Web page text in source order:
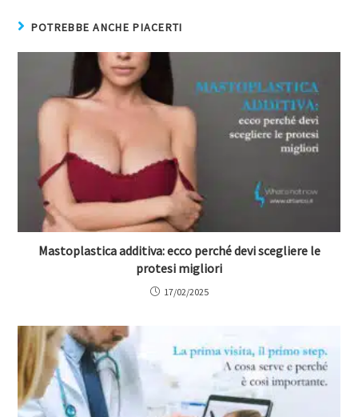
POTREBBE ANCHE PIACERTI
Mastoplastica additiva: ecco perché devi scegliere le
protesi migliori
17/02/2025